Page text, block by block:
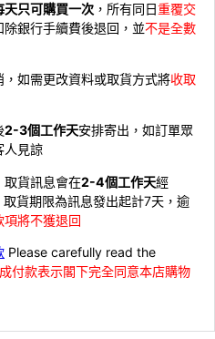
天只可購買一次 ，所有同日重覆交
除銀行手續費後退回，並不是全數
，如需更改資料或取貨方式將收取
2-3個工作天安排寄出，如訂單眾
人見諒
取貨訊息會在2-4個工作天經
貨期限為訊息發出起計7天，逾
項將不獲退回
Please carefully read the
付款表示閣下完全同意本店購物